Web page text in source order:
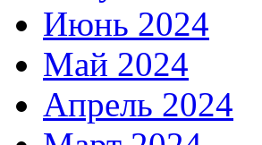
Июнь 2024
Май 2024
Апрель 2024